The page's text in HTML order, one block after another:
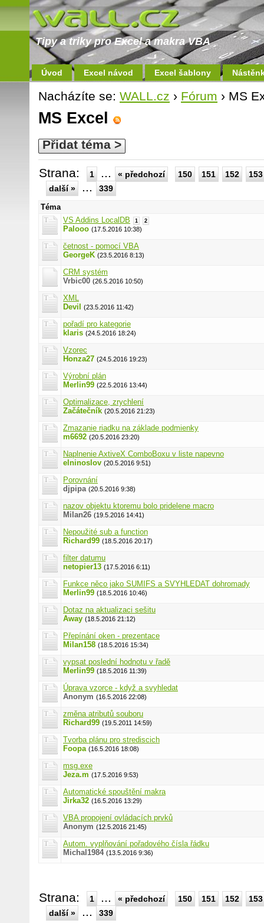
Tipy a triky pro Excel a makra VBA
Úvod Excel návod Excel šablony
Nacházíte se: WALL.cz › Fórum › MS
MS Excel
Přidat téma >
Strana: 1 ... « předchozí 150 151 152
153
další »
... 339
Téma
VS Addins LocalDB
1 2
Palooo (17.5.2016 10:38)
četnost - pomocí VBA
GeorgeK (23.5.2016 8:13)
CRM systém
Vrbic00 (26.5.2016 10:50)
XML
Devil
(23.5.2016 11:42)
pořadí pro kategorie
klaris (24.5.2016 18:24)
Vzorec
Honza27 (24.5.2016 19:23)
Výrobní plán
Merlin99 (22.5.2016 13:44)
Optimalizace, zrychlení
Začátečník (20.5.2016 21:23)
Zmazanie riadku na základe podmienky
m6692 (20.5.2016 23:20)
Naplnenie AxtiveX ComboBoxu v liste napevno
elninoslov (20.5.2016 9:51)
Porovnání
djpipa (20.5.2016 9:38)
nazov objektu ktoremu bolo pridelene macro
Milan26 (19.5.2016 14:41)
Nepoužité sub a function
Richard99 (18.5.2016 20:17)
filter datumu
netopier13 (17.5.2016 6:11)
Funkce něco jako SUMIFS a SVYHLEDAT dohromady
Merlin99 (18.5.2016 10:46)
Dotaz na aktualizaci sešitu
Away (18.5.2016 21:12)
Přepínání oken - prezentace
Milan158 (18.5.2016 15:34)
vypsat poslední hodnotu v řadě
Merlin99 (18.5.2016 11:39)
Úprava vzorce - když a svyhledat
Anonym (16.5.2016 22:08)
změna atributů souboru
Richard99 (19.5.2011 14:59)
Tvorba plánu pro strediscich
Foopa (16.5.2016 18:08)
msg.exe
Jeza.m (17.5.2016 9:53)
Automatické spouštění makra
Jirka32 (16.5.2016 13:29)
VBA propojení ovládacích prvků
Anonym (12.5.2016 21:45)
Autom. vyplňování pořadového čísla řádku
Michal1984 (13.5.2016 9:36)
Strana: 1 ... « předchozí 150 151 152
153
další »
... 339